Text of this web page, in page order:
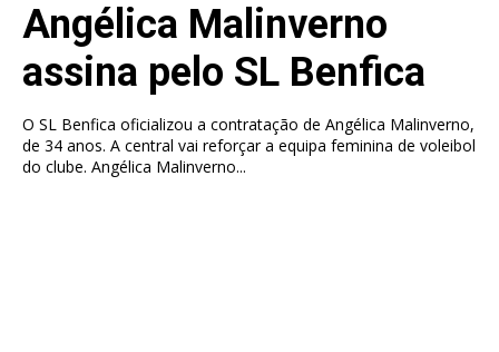
Angélica Malinverno
assina pelo SL Benfica
O SL Benfica oficializou a contratação de Angélica Malinverno,
de 34 anos. A central vai reforçar a equipa feminina de voleibol
do clube. Angélica Malinverno...